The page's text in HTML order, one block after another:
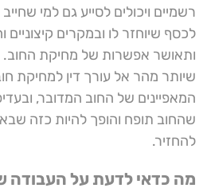
רשמיים ויכולים לסייע גם למי
לכסף שיוחזר לו ובמקרים קיצוניים
ותאושר אפשרות של מחיקת
שיותר מהר אל עורך דין למחיקת
המאפיינים של החוב המדובר,
שהחוב תופח והופך להיות כזה
להחזיר.
מה כדאי לדעת על העבודה